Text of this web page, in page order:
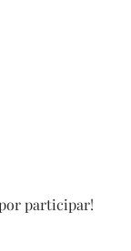
participar!